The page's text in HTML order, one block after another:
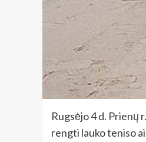
Rugsėjo 4 d. Prienų
rengti lauko teniso